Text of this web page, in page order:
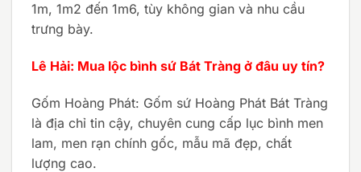
1m, 1m2 đến 1m6, tùy không gian và nhu cầu
trưng bày.
Lê Hải: Mua lộc bình sứ Bát Tràng ở đâu uy tín?
Gốm Hoàng Phát: Gốm sứ Hoàng Phát Bát Tràng
là địa chỉ tin cậy, chuyên cung cấp lục bình men
lam, men rạn chính gốc, mẫu mã đẹp, chất
lượng cao.